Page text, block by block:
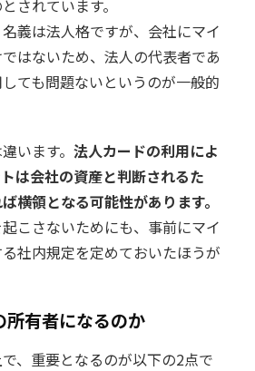
されています。
義は法人格ですが、会社にマイ
はないため、法人の代表者であ
ても問題ないというのが一般的
います。 法人カードの利用によ
は会社の資産と判断されるた
横領となる可能性があります。
こさないためにも、事前にマイ
社内規定を定めておいたほうが
所有者になるのか
、重要となるのが以下の2点で